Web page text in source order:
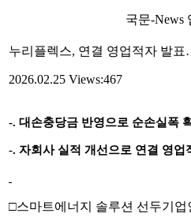
국문-News
누리플렉스, 연결 영업적자 발
2026.02.25 Views:467
-. 대손충당금 반영으로 순손실폭
-. 자회사 실적 개선으로 연결 영업
□스마트에너지 솔루션 선두기